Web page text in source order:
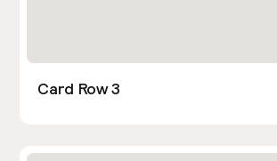
Card Row 3